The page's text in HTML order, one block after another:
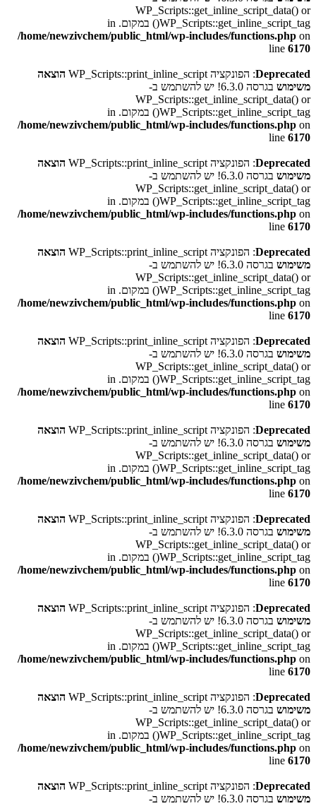
WP_Scripts::get_inline_script_data() or
WP_Scripts::get_inline_script_tag() במקום. in
/home/newzivchem/public_html/wp-includes/functions.php on
line 6170
Deprecated: הפונקציה WP_Scripts::print_inline_script
הוצאה
משימוש
בגרסה 6.3.0! יש להשתמש ב-
WP_Scripts::get_inline_script_data() or
WP_Scripts::get_inline_script_tag() במקום. in
/home/newzivchem/public_html/wp-includes/functions.php on
line 6170
Deprecated: הפונקציה WP_Scripts::print_inline_script
הוצאה
משימוש
בגרסה 6.3.0! יש להשתמש ב-
WP_Scripts::get_inline_script_data() or
WP_Scripts::get_inline_script_tag() במקום. in
/home/newzivchem/public_html/wp-includes/functions.php on
line 6170
Deprecated: הפונקציה WP_Scripts::print_inline_script
הוצאה
משימוש
בגרסה 6.3.0! יש להשתמש ב-
WP_Scripts::get_inline_script_data() or
WP_Scripts::get_inline_script_tag() במקום. in
/home/newzivchem/public_html/wp-includes/functions.php on
line 6170
Deprecated: הפונקציה WP_Scripts::print_inline_script
הוצאה
משימוש
בגרסה 6.3.0! יש להשתמש ב-
WP_Scripts::get_inline_script_data() or
WP_Scripts::get_inline_script_tag() במקום. in
/home/newzivchem/public_html/wp-includes/functions.php on
line 6170
Deprecated: הפונקציה WP_Scripts::print_inline_script
הוצאה
משימוש
בגרסה 6.3.0! יש להשתמש ב-
WP_Scripts::get_inline_script_data() or
WP_Scripts::get_inline_script_tag() במקום. in
/home/newzivchem/public_html/wp-includes/functions.php on
line 6170
Deprecated: הפונקציה WP_Scripts::print_inline_script
הוצאה
משימוש
בגרסה 6.3.0! יש להשתמש ב-
WP_Scripts::get_inline_script_data() or
WP_Scripts::get_inline_script_tag() במקום. in
/home/newzivchem/public_html/wp-includes/functions.php on
line 6170
Deprecated: הפונקציה WP_Scripts::print_inline_script
הוצאה
משימוש
בגרסה 6.3.0! יש להשתמש ב-
WP_Scripts::get_inline_script_data() or
WP_Scripts::get_inline_script_tag() במקום. in
/home/newzivchem/public_html/wp-includes/functions.php on
line 6170
Deprecated: הפונקציה WP_Scripts::print_inline_script
הוצאה
משימוש
בגרסה 6.3.0! יש להשתמש ב-
WP_Scripts::get_inline_script_data() or
WP_Scripts::get_inline_script_tag() במקום. in
/home/newzivchem/public_html/wp-includes/functions.php on
line 6170
Deprecated: הפונקציה WP_Scripts::print_inline_script
הוצאה
משימוש
בגרסה 6.3.0! יש להשתמש ב-